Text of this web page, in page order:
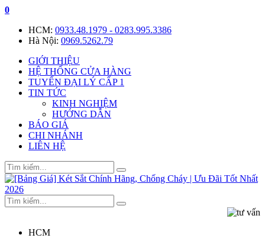
0
HCM: 0933.48.1979 - 0283.995.3386
Hà Nội: 0969.5262.79
GIỚI THIỆU
HỆ THỐNG CỬA HÀNG
TUYỂN ĐẠI LÝ CẤP 1
TIN TỨC
KINH NGHIỆM
HƯỚNG DẪN
BÁO GIÁ
CHI NHÁNH
LIÊN HỆ
HCM